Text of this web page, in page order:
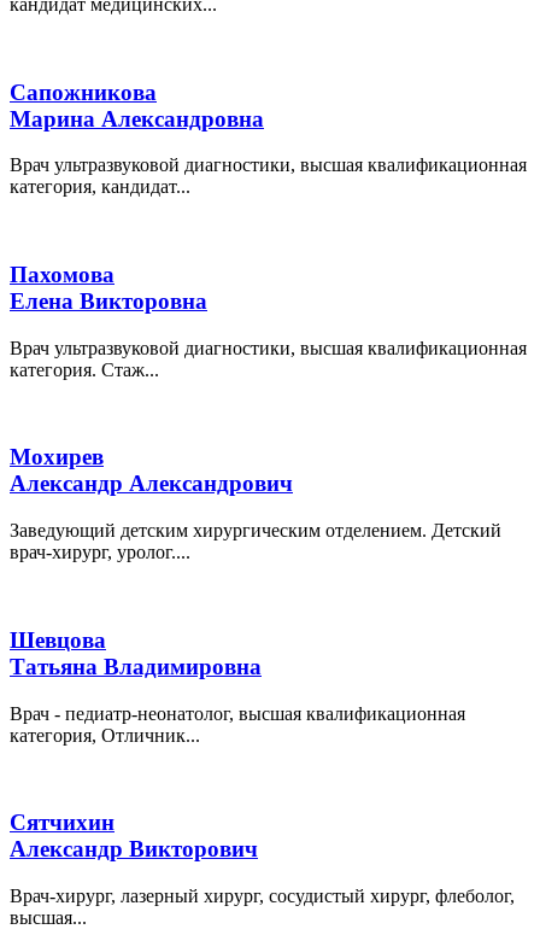
Сапожникова
Марина Александровна
Врач ультразвуковой диагностики, высшая квалификационная
категория, кандидат...
Пахомова
Елена Викторовна
Врач ультразвуковой диагностики, высшая квалификационная
категория. Стаж...
Мохирев
Александр Александрович
Заведующий детским хирургическим отделением. Детский
врач-хирург, уролог....
Шевцова
Татьяна Владимировна
Врач - педиатр-неонатолог, высшая квалификационная
категория, Отличник...
Сятчихин
Александр Викторович
Врач-хирург, лазерный хирург, сосудистый хирург, флеболог,
высшая...